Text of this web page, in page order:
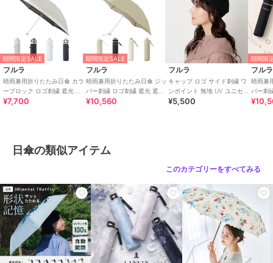
・長傘の場合
２～３度軽く振って生地と骨をよくほぐしてから開いてください。
・折りたたみ傘の場合
中棒（シャフト）を完全に引き出してから、２～３度軽く振って生地
と骨をよくほぐしてから、おちょこにならないように気をつけて開い
てください。
＜安全ロクロについて＞
開く際にはこのボタンを“押さず”に閉じるときにはボタンを“押しま
ボタンを押して開くと、 傘を広げた際に上部でしっかりと止まらず、
傘が閉じてしまいます。
傘を開く際は、ロクロをまっすぐにスライドさせてください。左右に
捻じってしまいますとハジキがはまらず傘を開いた状態で固定するこ
とができません。
期間限定SALE
フルラ
晴雨兼用折りたたみ日傘 カラ
ーブロック ロゴ刺繍 遮光 遮
熱 UV 軽量
¥7,700
期間限定SALE
フルラ
晴雨兼用折りたたみ日傘 ジッ
パー刺繍 ロゴ刺繍 遮光 遮熱
UV 軽量
¥10,560
フルラ
キャップ ロゴ サイド刺繍 ワ
ンポイント 無地 UV ユニセッ
クス
¥5,500
期間限
フルラ
晴雨兼
パー刺
熱 UV
日傘の類似アイテム
このカテゴリーをすべてみる